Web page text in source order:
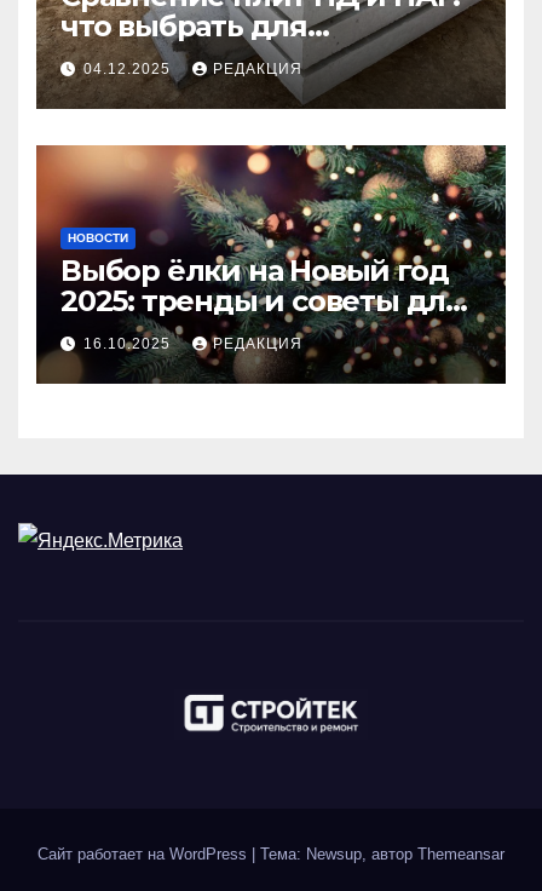
что выбрать для
долговечного и прочного
покрытия
04.12.2025 РЕДАКЦИЯ
НОВОСТИ
Выбор ёлки на Новый год
2025: тренды и советы для
идеального праздника
16.10.2025 РЕДАКЦИЯ
Сайт работает на WordPress Тема: Newsup, автор Themeansar